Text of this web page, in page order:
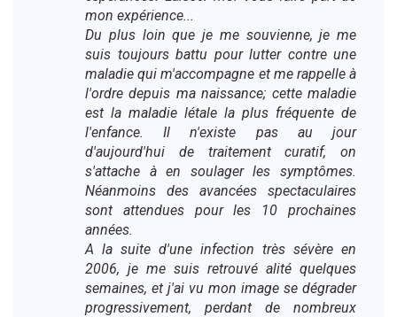
mon expérience...
Du plus loin que je me souvienne, je me
suis toujours battu pour lutter contre une
maladie qui m'accompagne et me rappelle à
l'ordre depuis ma naissance; cette maladie
est la maladie létale la plus fréquente de
l'enfance. Il n'existe pas au jour
d'aujourd'hui de traitement curatif, on
s'attache à en soulager les symptômes.
Néanmoins des avancées spectaculaires
sont attendues pour les 10 prochaines
années.
A la suite d'une infection très sévère en
2006, je me suis retrouvé alité quelques
semaines, et j'ai vu mon image se dégrader
progressivement, perdant de nombreux